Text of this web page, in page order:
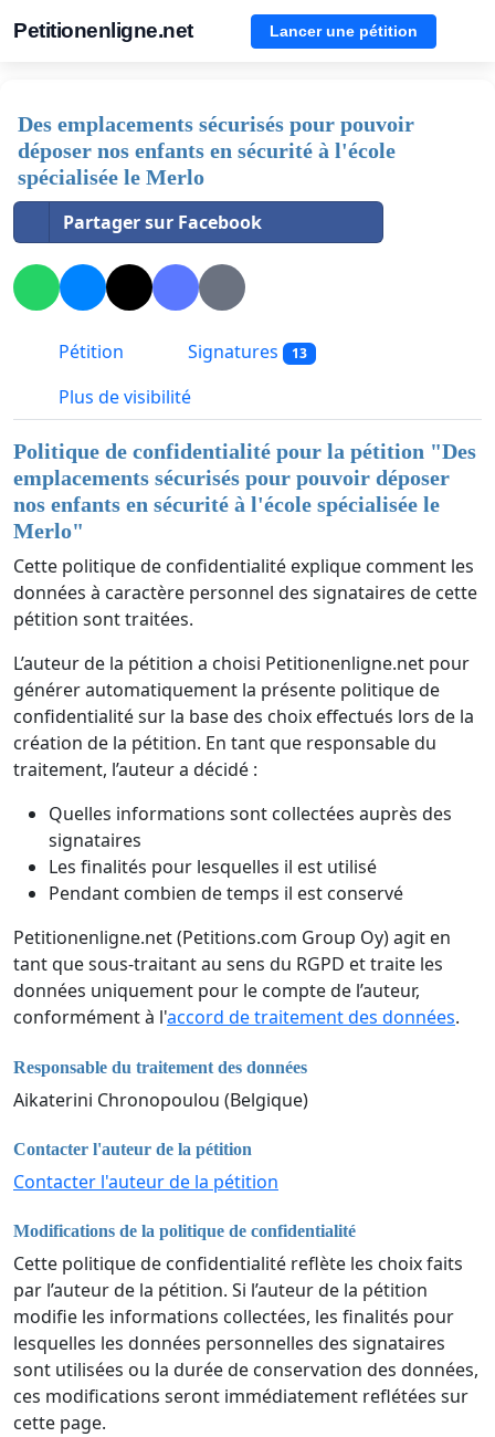
Petitionenligne.net Lancer une pétition
Des emplacements sécurisés pour pouvoir
déposer nos enfants en sécurité à l'école
spécialisée le Merlo
Partager sur Facebook
Pétition Signatures 13
Plus de visibilité
Politique de confidentialité pour la pétition "Des
emplacements sécurisés pour pouvoir déposer
nos enfants en sécurité à l'école spécialisée le
Merlo"
Cette politique de confidentialité explique comment les
données à caractère personnel des signataires de cette
pétition sont traitées.
L’auteur de la pétition a choisi Petitionenligne.net pour
générer automatiquement la présente politique de
confidentialité sur la base des choix effectués lors de la
création de la pétition. En tant que responsable du
traitement, l’auteur a décidé :
Quelles informations sont collectées auprès des
signataires
Les finalités pour lesquelles il est utilisé
Pendant combien de temps il est conservé
Petitionenligne.net (Petitions.com Group Oy) agit en
tant que sous-traitant au sens du RGPD et traite les
données uniquement pour le compte de l’auteur,
conformément à l'accord de traitement des données.
Responsable du traitement des données
Aikaterini Chronopoulou (Belgique)
Contacter l'auteur de la pétition
Contacter l'auteur de la pétition
Modifications de la politique de confidentialité
Cette politique de confidentialité reflète les choix faits
par l’auteur de la pétition. Si l’auteur de la pétition
modifie les informations collectées, les finalités pour
lesquelles les données personnelles des signataires
sont utilisées ou la durée de conservation des données,
ces modifications seront immédiatement reflétées sur
cette page.